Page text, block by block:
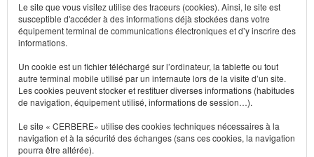
Le site que vous visitez utilise des traceurs (cookies). Ainsi, le site est
susceptible d'accéder à des informations déjà stockées dans votre
équipement terminal de communications électroniques et d’y inscrire des
informations.
Un cookie est un fichier téléchargé sur l’ordinateur, la tablette ou tout
autre terminal mobile utilisé par un internaute lors de la visite d’un site.
Les cookies peuvent stocker et restituer diverses informations (habitudes
de navigation, équipement utilisé, informations de session…).
Le site « CERBERE» utilise des cookies techniques nécessaires à la
navigation et à la sécurité des échanges (sans ces cookies, la navigation
pourra être altérée).